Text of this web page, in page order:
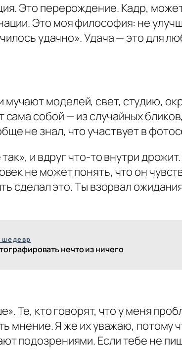
Это перерождение. Кадр,
Это моя философия: не
удачно». Удача — это для
моделей, свет, студию,
собой — из случайных
не знал, что участвует в
и вдруг что-то внутри
не может понять, что он
сделал это. Ты взорвал
нечто из ничего
Те, кто говорят, что у меня
мнение. Я же их уважаю,
подозрениями. Если тебе не